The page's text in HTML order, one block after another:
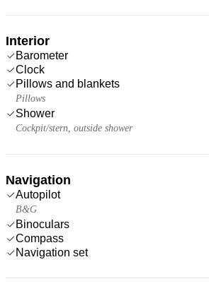
Interior
Barometer
Clock
Pillows and blankets
Pillows
Shower
Cockpit/stern, outside shower
Navigation
Autopilot
B&G
Binoculars
Compass
Navigation set